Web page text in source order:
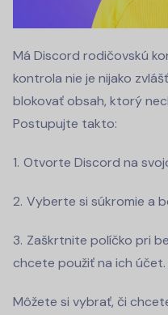
Má Discord rodičovskú
kontrola nie je nijako
blokovať obsah, ktorý
Postupujte takto:
Otvorte Discord na
Vyberte si súkromie a
Zaškrtnite políčko pri
chcete použiť na ich účet.
Môžete si vybrať, či